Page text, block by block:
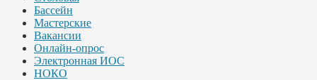
Бассейн
Мастерские
Вакансии
Онлайн-опрос
Электронная ИОС
НОКО